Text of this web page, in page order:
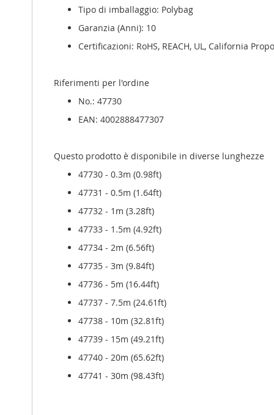
Tipo di imballaggio: Polybag
Garanzia (Anni): 10
Certificazioni: RoHS, REACH, UL, California
Riferimenti per l'ordine
No.: 47730
EAN: 4002888477307
Questo prodotto è disponibile in diverse lunghezze
47730 - 0.3m (0.98ft)
47731 - 0.5m (1.64ft)
47732 - 1m (3.28ft)
47733 - 1.5m (4.92ft)
47734 - 2m (6.56ft)
47735 - 3m (9.84ft)
47736 - 5m (16.44ft)
47737 - 7.5m (24.61ft)
47738 - 10m (32.81ft)
47739 - 15m (49.21ft)
47740 - 20m (65.62ft)
47741 - 30m (98.43ft)